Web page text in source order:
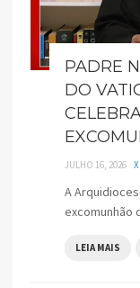
PADRE
DO
JULHO 16, 2026 X
A
excomunhão
LEIA MAIS